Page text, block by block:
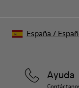
Ayuda
España /